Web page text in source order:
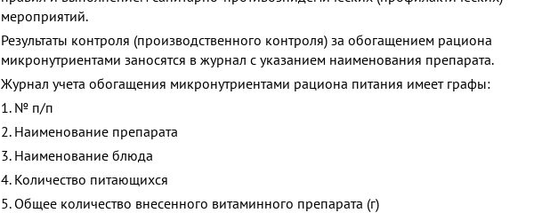
мероприятий.
Результаты контроля (производственного контроля) за обогащением рациона
микронутриентами заносятся в журнал с указанием наименования препарата.
Журнал учета обогащения микронутриентами рациона питания имеет графы:
1. № п/п
2. Наименование препарата
3. Наименование блюда
4. Количество питающихся
5. Общее количество внесенного витаминного препарата (г)